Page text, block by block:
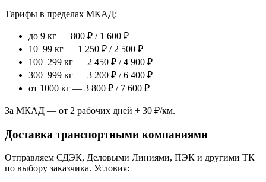
Тарифы в пределах МКАД:
до 9 кг — 800 ₽ / 1 600 ₽
10–99 кг — 1 250 ₽ / 2 500 ₽
100–299 кг — 2 450 ₽ / 4 900 ₽
300–999 кг — 3 200 ₽ / 6 400 ₽
от 1000 кг — 3 800 ₽ / 7 600 ₽
За МКАД — от 2 рабочих дней + 30 ₽/км.
Доставка транспортными компаниями
Отправляем СДЭК, Деловыми Линиями, ПЭК и другими ТК
по выбору заказчика. Условия: